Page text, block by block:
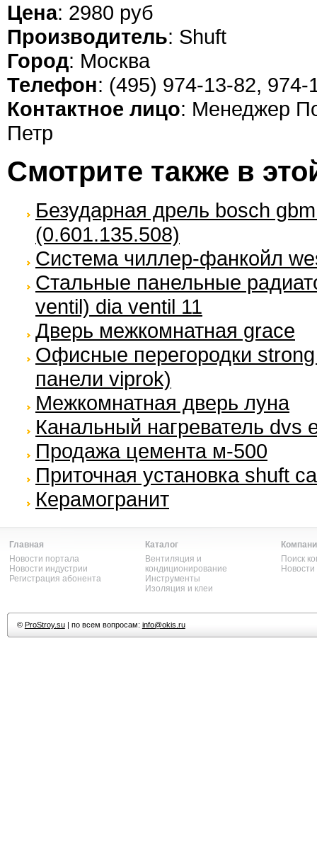
Цена: 2980 руб
Производитель: Shuft
Город: Москва
Телефон: (495) 974-13-82, 974-
Контактное лицо: Менеджер
Петр
Смотрите также в
Безударная дрель bosch
(0.601.135.508)
Система чиллер-фанкойл
Стальные панельные
ventil) dia ventil 11
Дверь межкомнатная grace
Офисные перегородки strong
панели viprok)
Межкомнатная дверь луна
Канальный нагреватель dvs
Продажа цемента м-500
Приточная установка shuft
Керамогранит
Главная
Новости портала
Новости индустрии
Регистрация абонента
Каталог
Вентиляция и
кондиционирование
Инструменты
Изоляция и клеи
Поиск
© ProStroy.su| по всем вопросам: info@okis.ru